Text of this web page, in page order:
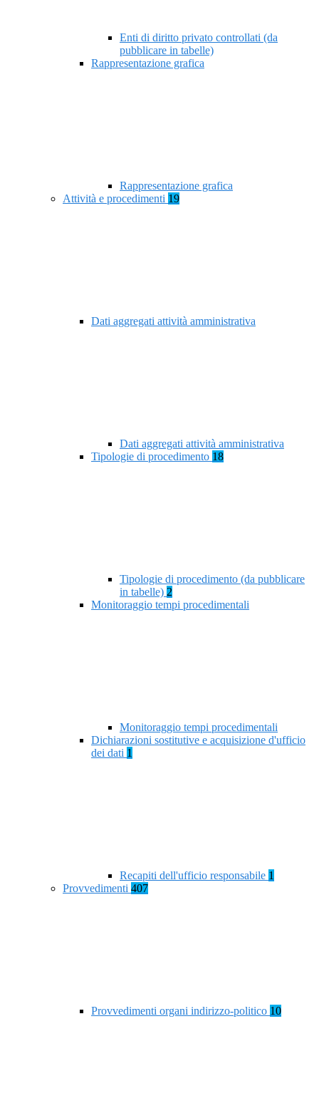
Enti di diritto privato controllati (da
pubblicare in tabelle)
Rappresentazione grafica
Rappresentazione grafica
Attività e procedimenti 19
Dati aggregati attività amministrativa
Dati aggregati attività amministrativa
Tipologie di procedimento 18
Tipologie di procedimento (da pubblicare
in tabelle) 2
Monitoraggio tempi procedimentali
Monitoraggio tempi procedimentali
Dichiarazioni sostitutive e acquisizione d'ufficio
dei dati 1
Recapiti dell'ufficio responsabile 1
Provvedimenti 407
Provvedimenti organi indirizzo-politico 10